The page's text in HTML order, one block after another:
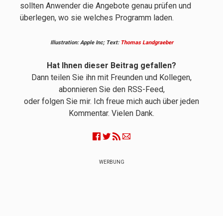
sollten Anwender die Angebote genau prüfen und
überlegen, wo sie welches Programm laden.
Illustration: Apple Inc; Text: Thomas Landgraeber
Hat Ihnen dieser Beitrag gefallen?
Dann teilen Sie ihn mit Freunden und Kollegen,
abonnieren Sie den RSS-Feed,
oder folgen Sie mir. Ich freue mich auch über jeden
Kommentar. Vielen Dank.
WERBUNG